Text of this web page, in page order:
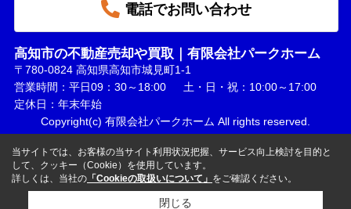
電話でお問い合わせ
高知市の不動産売却や買取｜有限会社パークホーム
〒780-0824 高知県高知市城見町1-1
営業時間：平日09：30～18:00 土・日・祝：10:00～17:00
定休日：年末年始
Copyright(c) 有限会社パークホーム All rights reserved.
当サイトでは、お客様の当サイト利用状況把握、サービス向上検討を目的と
して、クッキー（Cookie）を使用しています。
詳しくは、当社の 「Cookieの取扱いについて」 をご確認ください。
閉じる